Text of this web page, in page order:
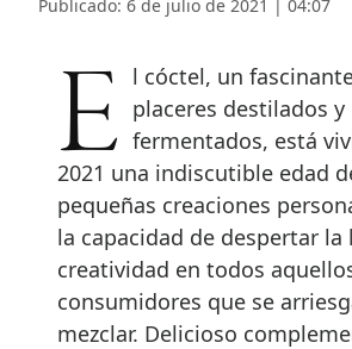
Publicado: 6 de julio de 2021 | 04:07
El cóctel, un fascinante mundo de placeres destilados y
fermentados, está
2021 una indiscutible edad
pequeñas creaciones
la capacidad de despertar la
creatividad en todos
consumidores que se
mezclar. Delicioso